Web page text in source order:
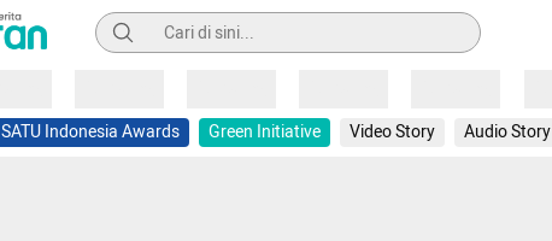
Pencarian
SATU Indonesia Awards Green Initiative Video Story Audio Story